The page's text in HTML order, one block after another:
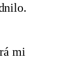
mi